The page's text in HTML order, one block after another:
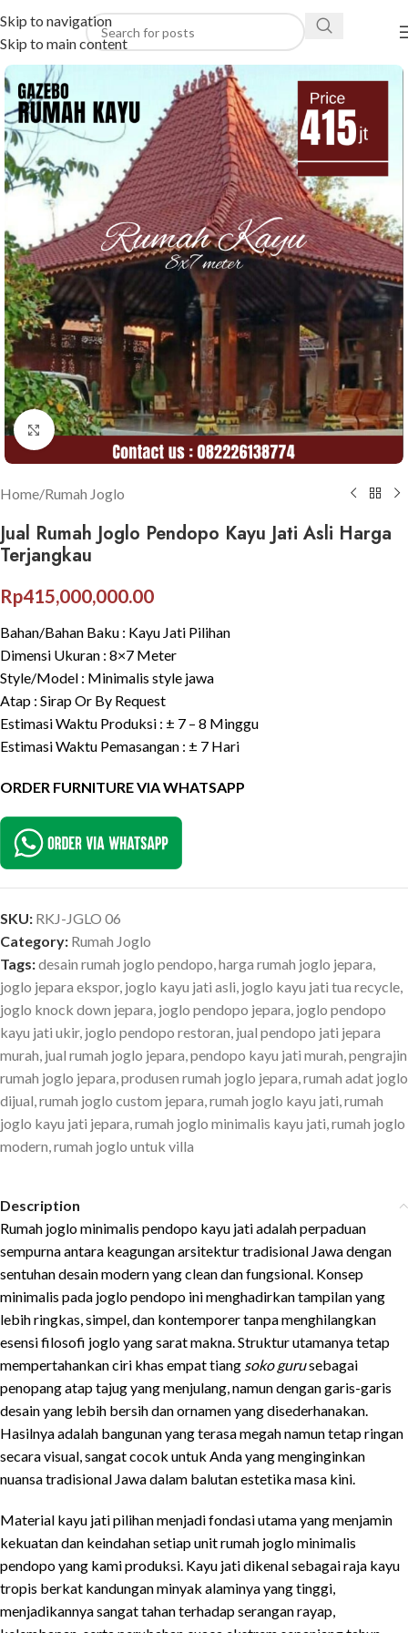
Skip to navigation
Skip to main content
Click to enlarge
Home/Rumah Joglo
Jual Rumah Joglo Pendopo Kayu Jati Asli Harga
Terjangkau
Rp415,000,000.00
Bahan/Bahan Baku : Kayu Jati Pilihan
Dimensi Ukuran : 8×7 Meter
Style/Model : Minimalis style jawa
Atap : Sirap Or By Request
Estimasi Waktu Produksi : ± 7 – 8 Minggu
Estimasi Waktu Pemasangan : ± 7 Hari
ORDER FURNITURE VIA WHATSAPP
SKU: RKJ-JGLO 06
Category: Rumah Joglo
Tags:desain rumah joglo pendopo,harga rumah joglo jepara,
joglo jepara ekspor, joglo kayu jati asli, joglo kayu jati tua recycle,
joglo knock down jepara, joglo pendopo jepara, joglo pendopo
kayu jati ukir, joglo pendopo restoran, jual pendopo jati jepara
murah, jual rumah joglo jepara,pendopo kayu jati murah,pengrajin
rumah joglo jepara,produsen rumah joglo jepara,rumah adat joglo
dijual,rumah joglo custom jepara,rumah joglo kayu jati,rumah
joglo kayu jati jepara,rumah joglo minimalis kayu jati,rumah joglo
modern,rumah joglo untuk villa
Description
Rumah joglo minimalis pendopo kayu jati adalah perpaduan
sempurna antara keagungan arsitektur tradisional Jawa dengan
sentuhan desain modern yang clean dan fungsional. Konsep
minimalis pada joglo pendopo ini menghadirkan tampilan yang
lebih ringkas, simpel, dan kontemporer tanpa menghilangkan
esensi filosofi joglo yang sarat makna. Struktur utamanya tetap
mempertahankan ciri khas empat tiang soko gurusebagai
penopang atap tajug yang menjulang, namun dengan garis-garis
desain yang lebih bersih dan ornamen yang disederhanakan.
Hasilnya adalah bangunan yang terasa megah namun tetap ringan
secara visual, sangat cocok untuk Anda yang menginginkan
nuansa tradisional Jawa dalam balutan estetika masa kini.
Material kayu jati pilihan menjadi fondasi utama yang menjamin
kekuatan dan keindahan setiap unit rumah joglo minimalis
pendopo yang kami produksi. Kayu jati dikenal sebagai raja kayu
tropis berkat kandungan minyak alaminya yang tinggi,
menjadikannya sangat tahan terhadap serangan rayap,